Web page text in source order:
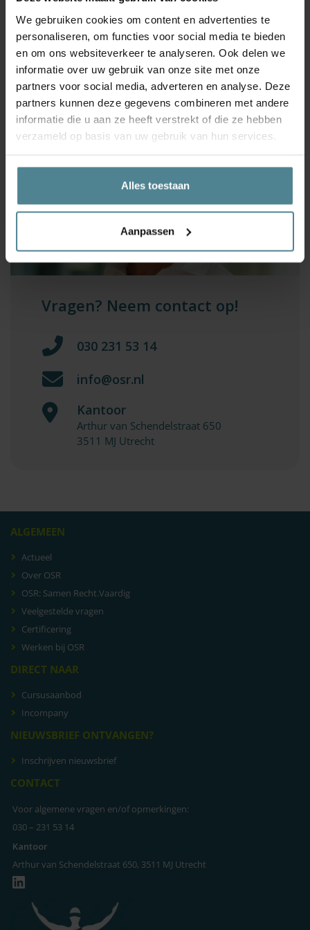
We gebruiken cookies om content en advertenties te
personaliseren, om functies voor social media te bieden
en om ons websiteverkeer te analyseren. Ook delen we
informatie over uw gebruik van onze site met onze
partners voor social media, adverteren en analyse. Deze
partners kunnen deze gegevens combineren met andere
informatie die u aan ze heeft verstrekt of die ze hebben
verzameld op basis van uw gebruik van hun services.
Alles toestaan
Aanpassen
De korting geldt niet voor reeds ingeschreven
cursisten;
Na inschrijving is er nog geen garantie dat de cursus
De korting wordt gegeven over het originele bedrag;
Op deze actie zijn daarnaast dealgemene
voorwaardenvan OSR juridische opleiding van
toepassing.
Vragen? Neem contact op!
030 231 53 14
info@osr.nl
Kantoor
Arthur van Schendelstraat 650
3511 MJ Utrecht
ALGEMEEN
Actueel
Over OSR
OSR: Samen Recht.Vaardig
Veelgestelde vragen
Certificering
Werken bij OSR
DIRECT NAAR
Cursusaanbod
Incompany
NIEUWSBRIEF ONTVANGEN?
Inschrijven nieuwsbrief
CONTACT
Voor algemene vragen en/of opmerkingen:
030 – 231 53 14
Kantoor
Arthur van Schendelstraat 650, 3511 MJ Utrecht
LinkedIn